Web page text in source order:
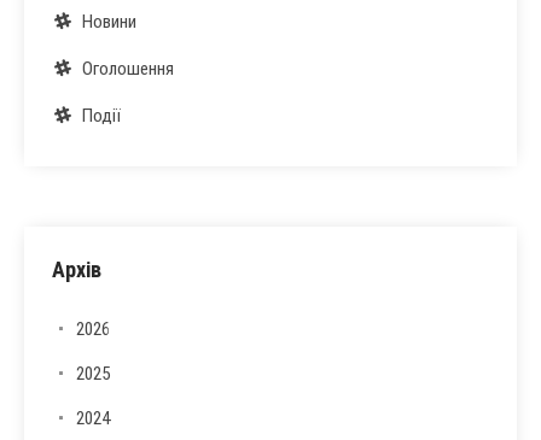
Новини
Оголошення
Події
Архів
2026
2025
2024